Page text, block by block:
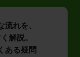
流れを、
解説。
ある疑問